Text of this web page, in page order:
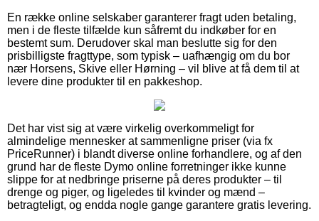
En række online selskaber garanterer fragt uden betaling,
men i de fleste tilfælde kun såfremt du indkøber for en
bestemt sum. Derudover skal man beslutte sig for den
prisbilligste fragttype, som typisk – uafhængig om du bor
nær Horsens, Skive eller Hørning – vil blive at få dem til at
levere dine produkter til en pakkeshop.
Det har vist sig at være virkelig overkommeligt for
almindelige mennesker at sammenligne priser (via fx
PriceRunner) i blandt diverse online forhandlere, og af den
grund har de fleste Dymo online forretninger ikke kunne
slippe for at nedbringe priserne på deres produkter – til
drenge og piger, og ligeledes til kvinder og mænd –
betragteligt, og endda nogle gange garantere gratis levering.